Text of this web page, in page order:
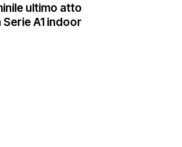
ultimo atto
Serie A1 indoor